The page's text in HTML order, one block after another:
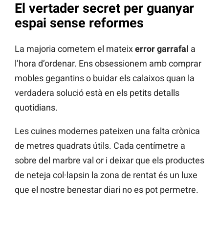
El vertader secret per guanyar
espai sense reformes
La majoria cometem el mateixerror garrafal a
l’hora d’ordenar. Ens obsessionem amb comprar
mobles gegantins o buidar els calaixos quan la
verdadera solució està en els petits detalls
quotidians.
Les cuines modernes pateixen una falta crònica
de metres quadrats útils. Cada centímetre a
sobre del marbre val or i deixar que els productes
de neteja col·lapsin la zona de rentat és un luxe
que el nostre benestar diari no es pot permetre.